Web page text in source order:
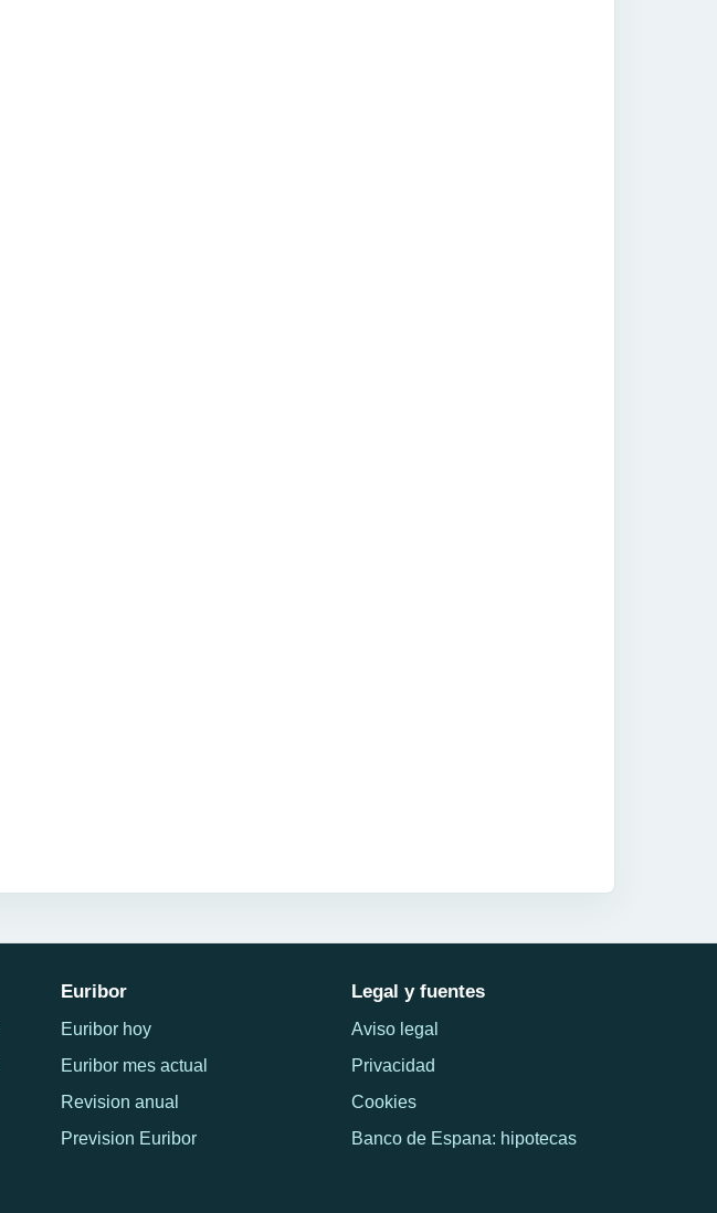
Euribor
Euribor hoy
Euribor mes actual
Revision anual
Prevision Euribor
Legal y fuentes
Aviso legal
Privacidad
Cookies
Banco de Espana: hipotecas